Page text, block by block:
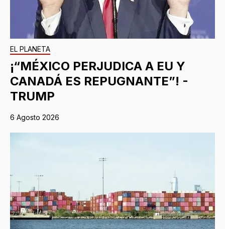
EL PLANETA
¡“MÉXICO PERJUDICA A EU Y
CANADÁ ES REPUGNANTE”! -
TRUMP
6 Agosto 2026